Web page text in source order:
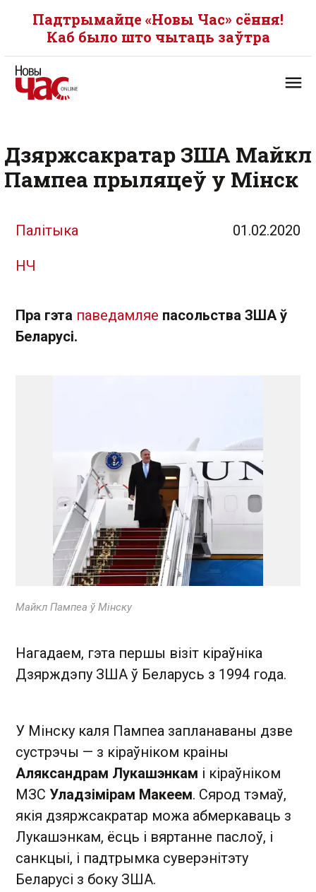
Падтрымайце «Новы Час» сёння!
Каб было што чытаць заўтра
Дзяржсакратар ЗША Майкл
Пампеа прыляцеў у Мінск
Палітыка 01.02.2020
НЧ
Пра гэта паведамляе пасольства ЗША ў
Беларусі.
Майкл Пампеа ў Мінску
Нагадаем, гэта першы візіт кіраўніка
Дзярждэпу ЗША ў Беларусь з 1994 года.
У Мінску каля Пампеа запланаваны дзве
сустрэчы — з кіраўніком краіны
Аляксандрам Лукашэнкам і кіраўніком
МЗС Уладзімірам Макеем. Сярод тэмаў,
якія дзяржсакратар можа абмеркаваць з
Лукашэнкам, ёсць і вяртанне паслоў, і
санкцыі, і падтрымка суверэнітэту
Беларусі з боку ЗША.